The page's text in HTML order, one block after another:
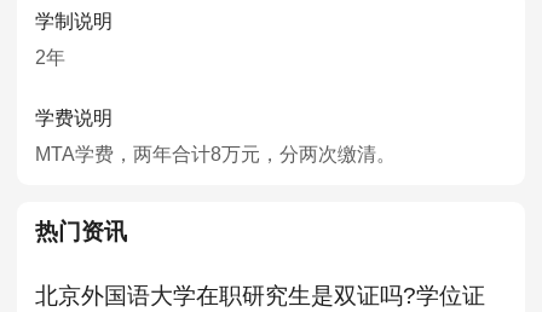
学制说明
2年
学费说明
MTA学费，两年合计8万元，分两次缴清。
热门资讯
北京外国语大学在职研究生是双证吗?学位证